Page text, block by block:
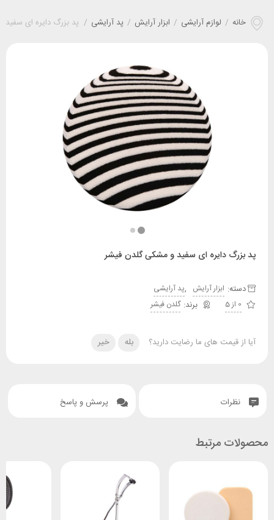
خانه / لوازم آرایشی / ابزار آرایش / پد آرایشی / پد بزرگ دایره ای
پد بزرگ دایره ای سفید و مشکی گلدن فیشر
دسته: ابزار آرایش ,پد آرایشی
0 از 5
گلدن فیشر
آیا از قیمت های ما رضایت دارید؟ بله خیر
نظرات پرسش و پاسخ
محصولات مرتبط